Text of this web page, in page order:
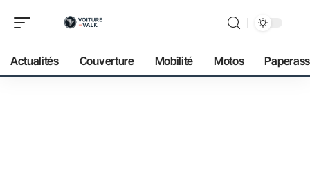
Actualités Couverture Mobilité Motos